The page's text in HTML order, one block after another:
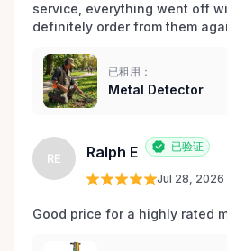
service, everything went off
definitely order from them
已租用：
Metal Detector
RE Ralph E 已验证
Jul 28, 2026
Good price for a highly rated